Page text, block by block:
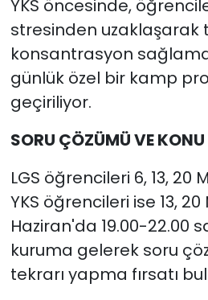
YKS öncesinde,
stresinden uzaklaşarak
konsantrasyon
günlük özel bir kamp
geçiriliyor.
SORU ÇÖZÜMÜ VE
LGS öğrencileri 6, 13, 20
YKS öğrencileri ise 13, 20
Haziran'da 19.00-22.00
kuruma gelerek soru
tekrarı yapma fırsatı